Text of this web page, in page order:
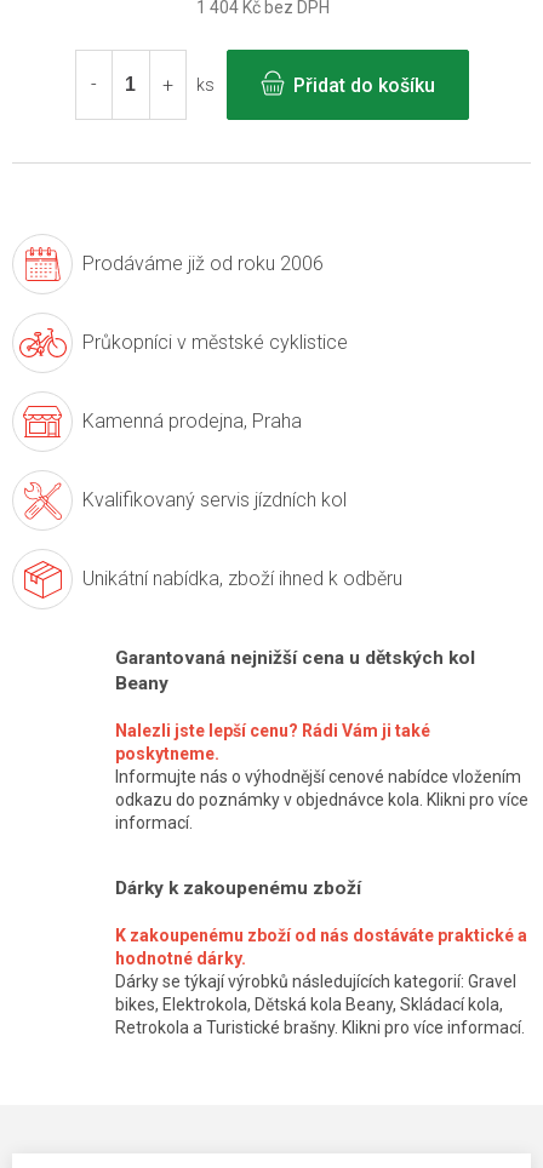
1 404 Kč bez DPH
cena:
ks
Přidat do košíku
Prodáváme již od roku 2006
Průkopníci v městské cyklistice
Kamenná prodejna, Praha
Kvalifikovaný servis jízdních kol
Unikátní nabídka, zboží ihned k odběru
Garantovaná nejnižší cena u dětských kol
Beany
Nalezli jste lepší cenu? Rádi Vám ji také
poskytneme.
Informujte nás o výhodnější cenové nabídce vložením
odkazu do poznámky v objednávce kola. Klikni pro více
informací.
Dárky k zakoupenému zboží
K zakoupenému zboží od nás dostáváte praktické a
hodnotné dárky.
Dárky se týkají výrobků následujících kategorií: Gravel
bikes, Elektrokola, Dětská kola Beany, Skládací kola,
Retrokola a Turistické brašny. Klikni pro více informací.